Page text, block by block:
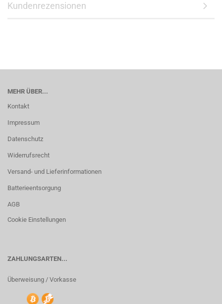
Kundenrezensionen
MEHR ÜBER...
Kontakt
Impressum
Datenschutz
Widerrufsrecht
Versand- und Lieferinformationen
Batterieentsorgung
AGB
Cookie Einstellungen
ZAHLUNGSARTEN...
Überweisung / Vorkasse